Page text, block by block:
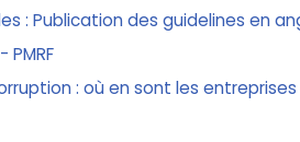
: Publication des guidelines en
PMRF
: où en sont les entreprises